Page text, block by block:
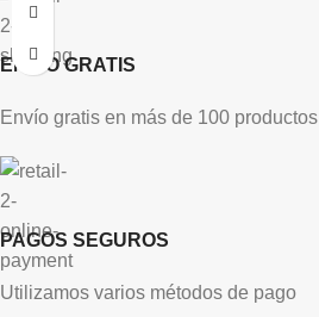
ENVÍO GRATIS
Envío gratis en más de 100 productos
PAGOS SEGUROS
Utilizamos varios métodos de pago